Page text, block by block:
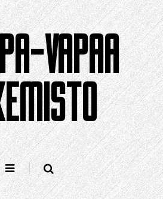
VAPAA